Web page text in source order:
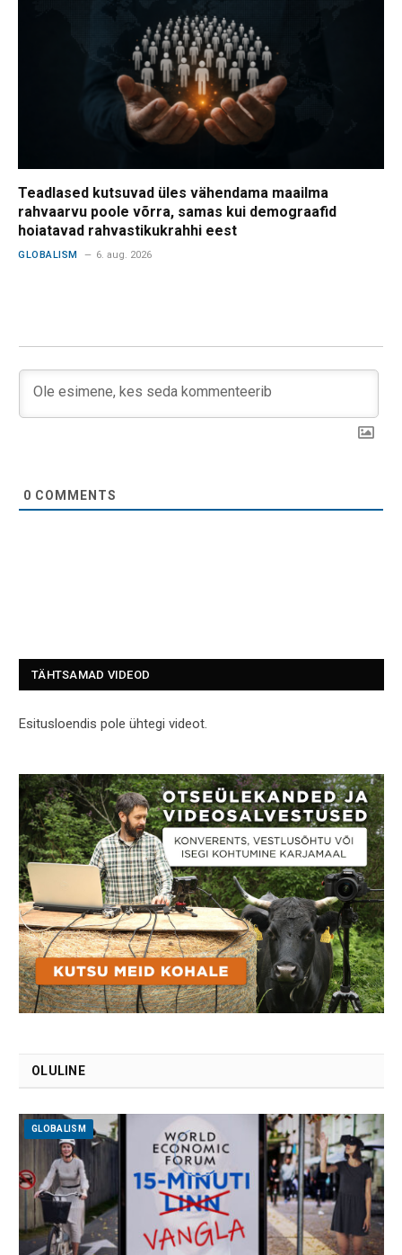
Teadlased kutsuvad üles vähendama maailma
rahvaarvu poole võrra, samas kui demograafid
hoiatavad rahvastikukrahhi eest
GLOBALISM 6. aug. 2026
0 COMMENTS
TÄHTSAMAD VIDEOD
Esitusloendis pole ühtegi videot.
OLULINE
GLOBALISM